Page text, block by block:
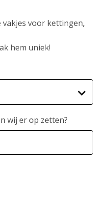
vakjes voor kettingen,
hem uniek!
wij er op zetten?